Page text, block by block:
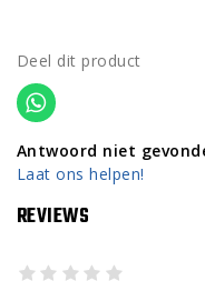
Deel dit product
Antwoord niet
Laat ons helpen!
REVIEWS